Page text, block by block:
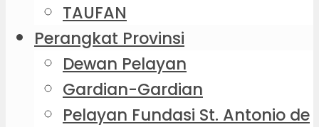
TAUFAN
Perangkat Provinsi
Dewan Pelayan
Gardian-Gardian
Pelayan Fundasi St. Antonio de